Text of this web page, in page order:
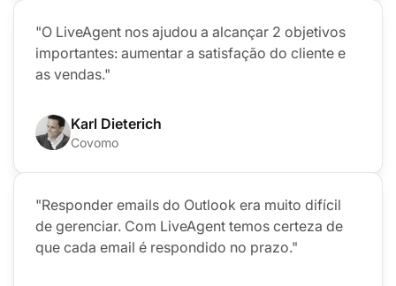
"O LiveAgent nos ajudou a alcançar 2 objetivos
importantes: aumentar a satisfação do cliente e
as vendas."
Karl Dieterich
Covomo
"Responder emails do Outlook era muito difícil
de gerenciar. Com LiveAgent temos certeza de
que cada email é respondido no prazo."